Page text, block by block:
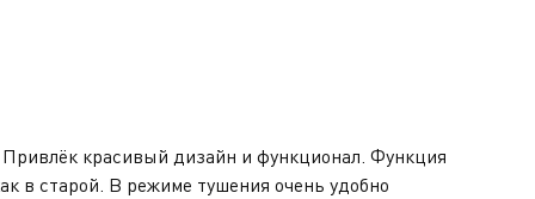
красивый дизайн и функционал. Функция
в старой. В режиме тушения очень удобно